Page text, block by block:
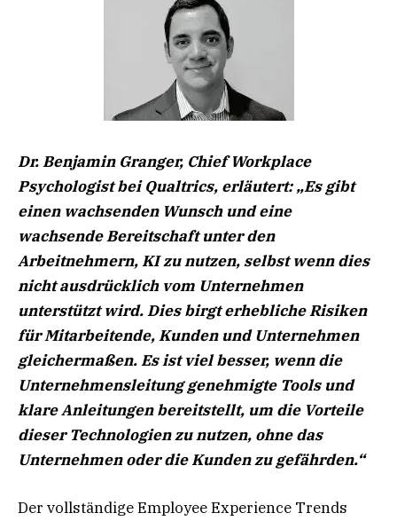
Dr. Benjamin Granger, Chief Workplace
Psychologist bei Qualtrics, erläutert:„Es gibt
einen wachsenden Wunsch und eine
wachsende Bereitschaft unter den
Arbeitnehmern, KI zu nutzen, selbst wenn dies
nicht ausdrücklich vom Unternehmen
unterstützt wird. Dies birgt erhebliche Risiken
für Mitarbeitende, Kunden und Unternehmen
gleichermaßen. Es ist viel besser, wenn die
Unternehmensleitung genehmigte Tools und
klare Anleitungen bereitstellt, um die Vorteile
dieser Technologien zu nutzen, ohne das
Unternehmen oder die Kunden zu gefährden.“
Der vollständige Employee Experience Trends